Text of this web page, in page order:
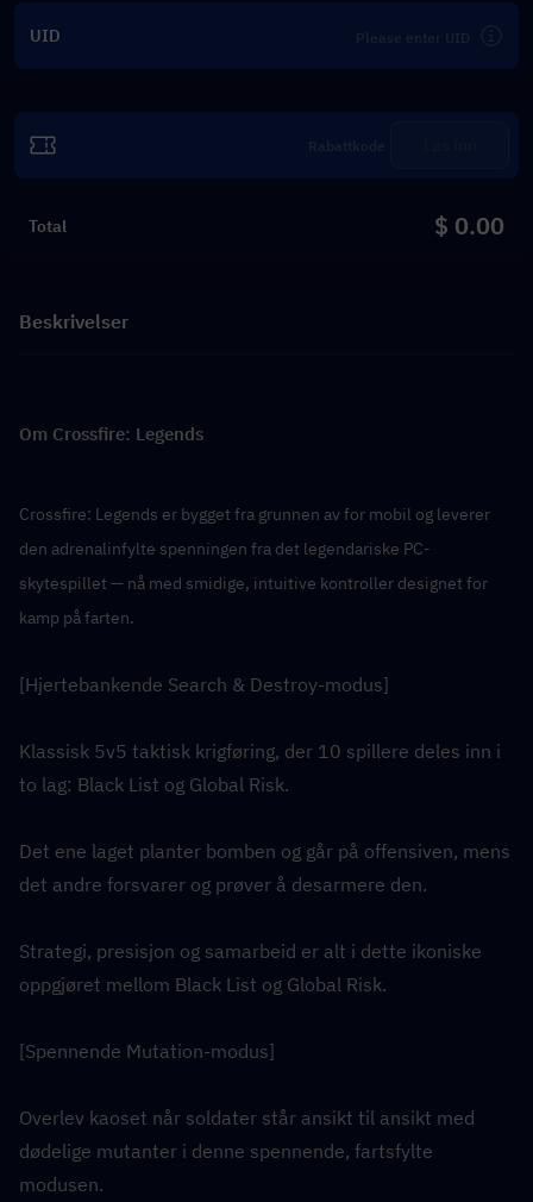
UID
Total $ 0.00
Beskrivelser
Om Crossfire: Legends
Crossfire: Legends er bygget fra grunnen av for mobil og leverer
den adrenalinfylte spenningen fra det legendariske PC-
skytespillet — nå med smidige, intuitive kontroller designet for
kamp på farten.
[Hjertebankende Search & Destroy-modus]
Klassisk 5v5 taktisk krigføring, der 10 spillere deles inn i
to lag: Black List og Global Risk.
Det ene laget planter bomben og går på offensiven, mens
det andre forsvarer og prøver å desarmere den.
Strategi, presisjon og samarbeid er alt i dette ikoniske
oppgjøret mellom Black List og Global Risk.
[Spennende Mutation-modus]
Overlev kaoset når soldater står ansikt til ansikt med
dødelige mutanter i denne spennende, fartsfylte
modusen.